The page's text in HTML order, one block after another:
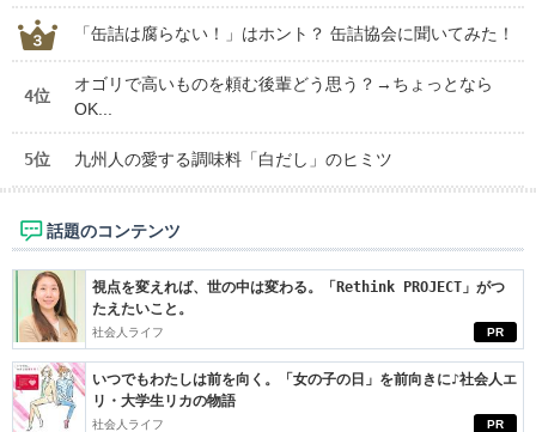
「缶詰は腐らない！」はホント？ 缶詰協会に聞いてみた！
4位
オゴリで高いものを頼む後輩どう思う？→ちょっとなら
OK...
5位 九州人の愛する調味料「白だし」のヒミツ
話題のコンテンツ
PR
視点を変えれば、世の中は変わる。「Rethink PROJECT」がつ
たえたいこと。
社会人ライフ
PR
いつでもわたしは前を向く。「女の子の日」を前向きに♪社会人エ
リ・大学生リカの物語
社会人ライフ